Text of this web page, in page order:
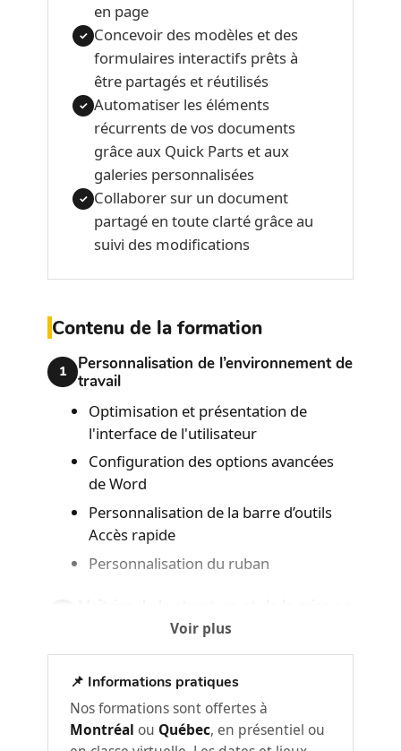
en page
✓ Concevoir des modèles et des
formulaires interactifs prêts à
être partagés et réutilisés
✓ Automatiser les éléments
récurrents de vos documents
grâce aux Quick Parts et aux
galeries personnalisées
✓ Collaborer sur un document
partagé en toute clarté grâce au
suivi des modifications
Contenu de la formation
1
Personnalisation de l’environnement de
travail
Optimisation et présentation de
l'interface de l'utilisateur
Configuration des options avancées
de Word
Personnalisation de la barre d’outils
Accès rapide
Personnalisation du ruban
Fonctions essentielles à la production
des documents
Les styles : modifier, créer et nettoyer
la galerie des styles
Voir plus
📌 Informations pratiques
Nos formations sont offertes à
Montréal ou Québec, en présentiel ou